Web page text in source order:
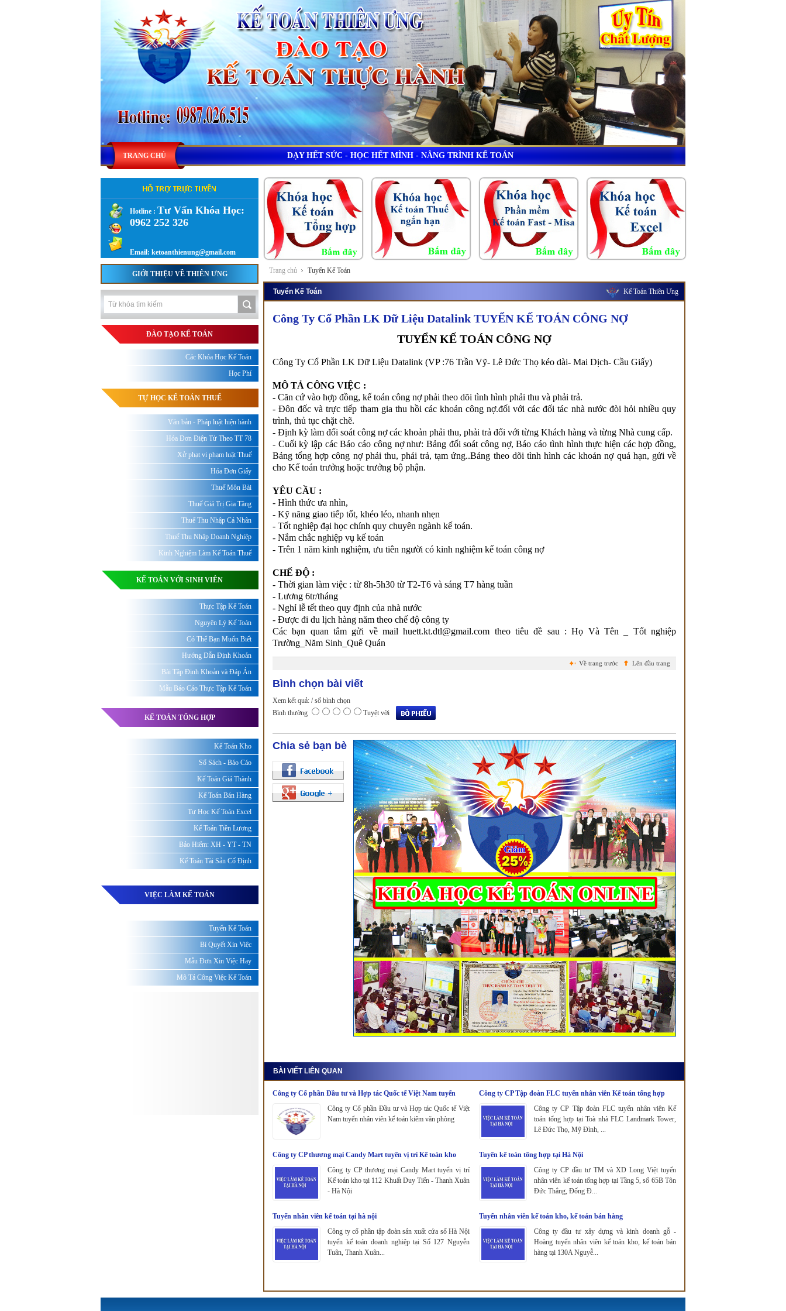
DẠY HẾT SỨC - HỌC HẾT MÌNH - NÂNG TRÌNH KẾ TOÁN
TRANG CHỦ
Trang chủ Tuyển Kế Toán
Tuyển Kế Toán Kế Toán Thiên Ưng
Công Ty Cổ Phần LK Dữ Liệu Datalink TUYỂN KẾ TOÁN CÔNG NỢ
TUYỂN KẾ TOÁN CÔNG NỢ
Công Ty Cổ Phần LK Dữ Liệu Datalink (VP :76 Trần Vỹ- Lê Đức Thọ kéo dài- Mai Dịch- Cầu Giấy)
MÔ TẢ CÔNG VIỆC :
- Căn cứ vào hợp đồng, kế toán công nợ phải theo dõi tình hình phải thu và phải trả.
- Đôn đốc và trực tiếp tham gia thu hồi các khoản công nợ.đối với các đối tác nhà nước đòi hỏi nhiều quy
trình, thủ tục chặt chẽ.
- Định kỳ làm đối soát công nợ các khoản phải thu, phải trả đối với từng Khách hàng và từng Nhà cung cấp.
- Cuối kỳ lập các Báo cáo công nợ như: Bảng đối soát công nợ, Báo cáo tình hình thực hiện các hợp đồng,
Bảng tổng hợp công nợ phải thu, phải trả, tạm ứng..Bảng theo dõi tình hình các khoản nợ quá hạn, gửi về
cho Kế toán trưởng hoặc trưởng bộ phận.
YÊU CẦU :
- Hình thức ưa nhìn,
- Kỹ năng giao tiếp tốt, khéo léo, nhanh nhẹn
- Tốt nghiệp đại học chính quy chuyên ngành kế toán.
- Nắm chắc nghiệp vụ kế toán
- Trên 1 năm kinh nghiệm, ưu tiên người có kinh nghiệm kế toán công nợ
CHẾ ĐỘ :
- Thời gian làm việc : từ 8h-5h30 từ T2-T6 và sáng T7 hàng tuần
- Lương 6tr/tháng
- Nghỉ lễ tết theo quy định của nhà nước
- Được đi du lịch hàng năm theo chế độ công ty
Các bạn quan tâm gửi về mail huett.kt.dtl@gmail.com theo tiêu đề sau : Họ Và Tên _ Tốt nghiệp
Trường_Năm Sinh_Quê Quán
Lên đầu trang
Về trang trước
Bình chọn bài viết
Xem kết quả: / số bình chọn
Bình thường
Tuyệt vời
Chia sẻ bạn bè
BÀI VIẾT LIÊN QUAN
Công ty Cổ phần Đầu tư và Hợp tác Quốc tế Việt Nam tuyển
Công ty Cổ phần Đầu tư và Hợp tác Quốc tế Việt
Nam tuyển nhân viên kế toán kiêm văn phòng
Công ty CP Tập đoàn FLC tuyển nhân viên Kế toán tổng hợp
Công ty CP Tập đoàn FLC tuyển nhân viên Kế
toán tổng hợp tại Toà nhà FLC Landmark Tower,
Lê Đức Thọ, Mỹ Đình, ...
Công ty CP thương mại Candy Mart tuyển vị trí Kế toán kho
Công ty CP thương mại Candy Mart tuyển vị trí
Kế toán kho tại 112 Khuất Duy Tiến - Thanh Xuân
- Hà Nội
Tuyển kế toán tổng hợp tại Hà Nội
Công ty CP đầu tư TM và XD Long Việt tuyển
nhân viên kế toán tổng hợp tại Tầng 5, số 65B Tôn
Đức Thắng, Đống Đ...
Tuyển nhân viên kế toán tại hà nội
Công ty cổ phần tập đoàn sản xuất cửa sổ Hà Nội
tuyển kế toán doanh nghiệp tại Số 127 Nguyễn
Tuân, Thanh Xuân...
Tuyển nhân viên kế toán kho, kế toán bán hàng
Công ty đầu tư xây dựng và kinh doanh gỗ -
Hoàng tuyển nhân viên kế toán kho, kế toán bán
hàng tại 130A Nguyễ...
Hotline : Tư Vấn Khóa Học:
0962 252 326
.
Email: ketoanthienung@gmail.com
GIỚI THIỆU VỀ THIÊN ƯNG
ĐÀO TẠO KẾ TOÁN
Các Khóa Học Kế Toán
Học Phí
TỰ HỌC KẾ TOÁN THUẾ
Văn bản - Pháp luật hiện hành
Hóa Đơn Điện Tử Theo TT 78
Xử phạt vi phạm luật Thuế
Hóa Đơn Giấy
Thuế Môn Bài
Thuế Giá Trị Gia Tăng
Thuế Thu Nhập Cá Nhân
Thuế Thu Nhập Doanh Nghiệp
Kinh Nghiệm Làm Kế Toán Thuế
KẾ TOÁN VỚI SINH VIÊN
Thực Tập Kế Toán
Nguyên Lý Kế Toán
Có Thể Bạn Muốn Biết
Hướng Dẫn Định Khoản
Bài Tập Định Khoản và Đáp Án
Mẫu Báo Cáo Thực Tập Kế Toán
KẾ TOÁN TỔNG HỢP
Kế Toán Kho
Sổ Sách - Báo Cáo
Kế Toán Giá Thành
Kế Toán Bán Hàng
Tự Học Kế Toán Excel
Kế Toán Tiền Lương
Bảo Hiểm: XH - YT - TN
Kế Toán Tài Sản Cố Định
VIỆC LÀM KẾ TOÁN
Tuyển Kế Toán
Bí Quyết Xin Việc
Mẫu Đơn Xin Việc Hay
Mô Tả Công Việc Kế Toán